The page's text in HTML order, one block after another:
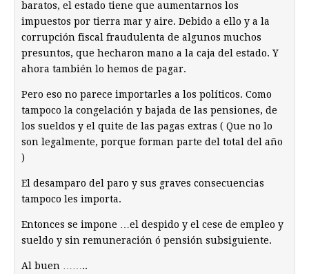
baratos, el estado tiene que aumentarnos los
impuestos por tierra mar y aire. Debido a ello y a la
corrupción fiscal fraudulenta de algunos muchos
presuntos, que hecharon mano a la caja del estado. Y
ahora también lo hemos de pagar.
Pero eso no parece importarles a los políticos. Como
tampoco la congelación y bajada de las pensiones, de
los sueldos y el quite de las pagas extras ( Que no lo
son legalmente, porque forman parte del total del año
)
El desamparo del paro y sus graves consecuencias
tampoco les importa.
Entonces se impone …el despido y el cese de empleo y
sueldo y sin remuneración ó pensión subsiguiente.
Al buen ……..